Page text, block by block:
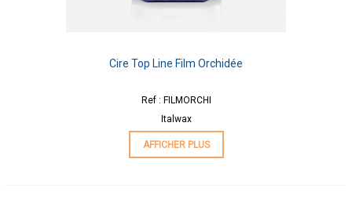
Cire Top Line Film Orchidée
Ref : FILMORCHI
Italwax
AFFICHER PLUS